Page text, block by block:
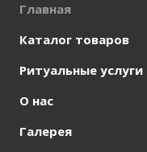
Главная
Каталог товаров
Ритуальные услуги
О нас
Галерея